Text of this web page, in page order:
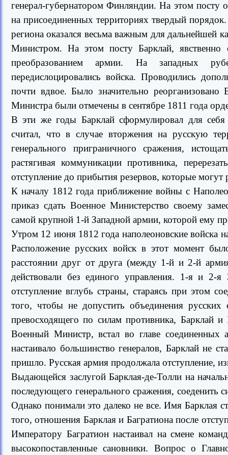
генерал-губернатором Финляндии. На этом посту
на присоединенных территориях твердый
региона оказался весьма важным для дальнейшей
Министром. На этом посту Барклай,
преобразованием армии. На западных
передислоцировались войска. Проводились
почти вдвое. Было значительно
Министра были отмечены в сентябре 1811 года
В эти же годы Барклай сформулировал для
считал, что в случае вторжения на русскую
генерального приграничного сражения,
растягивая коммуникации противника,
отступление до прибытия резервов, которые могут
К началу 1812 года приближение войны с
приказ сдать Военное Министерство своему
самой крупной 1-й Западной армии, которой ему
Утром 12 июня 1812 года наполеоновские войска
Расположение русских войск в этот момент
расстоянии друг от друга (между 1-й и 2-й
действовали без единого управления. 1-я и 2-
отступление вглубь страны, стараясь при этом
того, чтобы не допустить объединения
превосходящего по силам противника, Барклай
Военный Министр, встал во главе
настаивало большинство генералов, Барклай не
пришло. Русская армия продолжала отступление,
Выдающейся заслугой Барклая-де-Толли на
последующего генерального сражения,
Однако понимали это далеко не все. Имя Барклая
того, отношения Барклая и Багратиона после
Императору Багратион настаивал на смене
высокопоставленные сановники. Вопрос о